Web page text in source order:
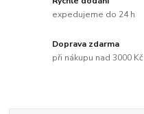
expedujeme do 24 h
Doprava zdarma
při nákupu nad 3000 Kč